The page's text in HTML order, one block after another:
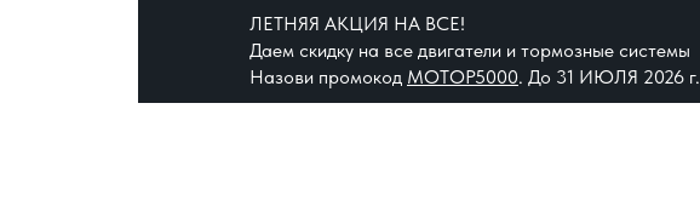
ЛЕТНЯЯ АКЦИЯ НА ВСЕ!
Даем скидку на все двигатели и тормозные системы
Назови промокод МОТОР5000. До 31 ИЮЛЯ 2026 г.